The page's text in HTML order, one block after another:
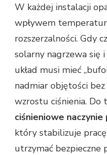
W każdej instalacji
wpływem
rozszerzalności. Gdy
solarny nagrzewa się
układ musi mieć
nadmiar objętości
wzrostu ciśnienia. Do
ciśnieniowe
który stabilizuje
utrzymać bezpieczne